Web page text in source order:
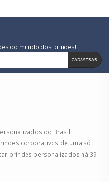
do mundo dos brindes!
CADASTRAR
do Brasil.
corporativos de uma só
brindes personalizados há 39